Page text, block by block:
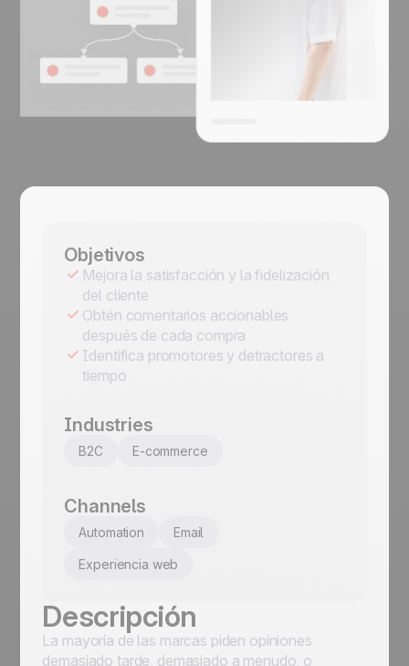
Objetivos
Mejora la satisfacción y la fidelización
del cliente
Obtén comentarios accionables
después de cada compra
Identifica promotores y detractores a
tiempo
Industries
B2C E-commerce
Channels
Automation Email
Experiencia web
Descripción
La mayoría de las marcas piden opiniones
demasiado tarde, demasiado a menudo, o